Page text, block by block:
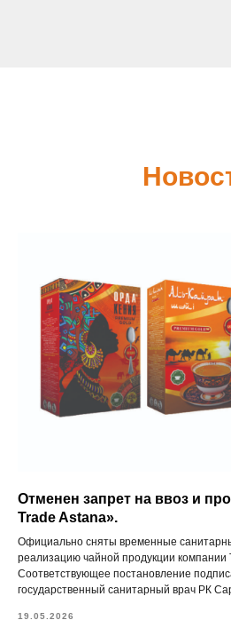
Отменен запрет на ввоз и
Trade Astana».
Официально сняты временные
реализацию чайной продукции
Соответствующее постановление
государственный санитарный врач РК
19.05.2026